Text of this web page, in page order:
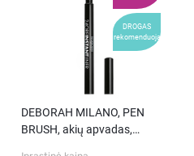
DROGAS
rekomenduoja
DEBORAH MILANO, PEN
BRUSH, akių apvadas,